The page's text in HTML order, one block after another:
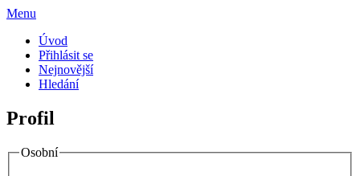
Menu
Úvod
Přihlásit se
Nejnovější
Hledání
Profil
Osobní